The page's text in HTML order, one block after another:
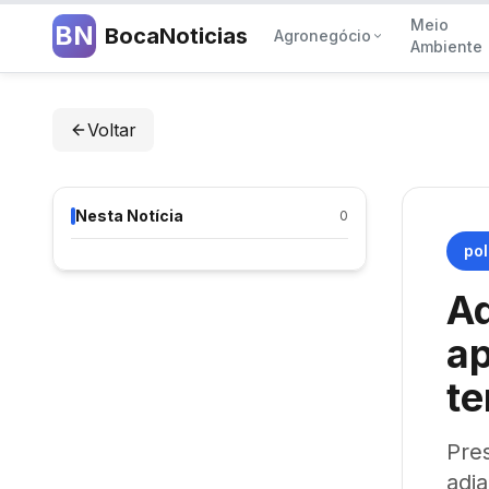
BN BocaNoticias Agronegócio
Meio
Ambiente
Voltar
Nesta Notícia 0